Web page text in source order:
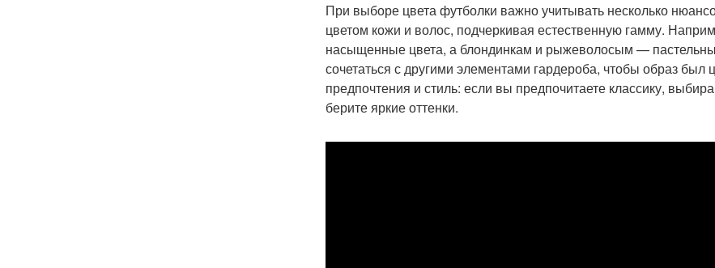
При выборе цвета футболки важно учитывать несколько
цветом кожи и волос, подчеркивая естественную гамму.
насыщенные цвета, а блондинкам и рыжеволосым —
сочетаться с другими элементами гардероба, чтобы образ был
предпочтения и стиль: если вы предпочитаете классику,
берите яркие оттенки.